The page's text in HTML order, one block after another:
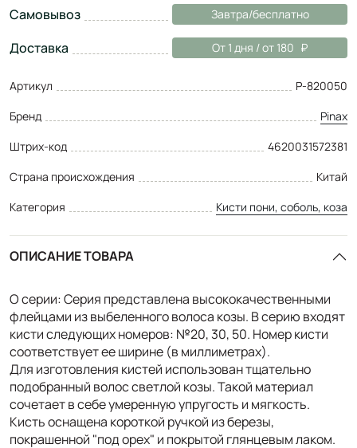
Самовывоз Завтра/бесплатно
Доставка От 1 дня / от 180
Артикул
P-820050
Бренд
Pinax
Штрих-код
4620031572381
Страна происхождения
Китай
Категория
Кисти пони, соболь, коза
ОПИСАНИЕ ТОВАРА
О серии: Серия представлена высококачественными
флейцами из выбеленного волоса козы. В серию входят
кисти следующих номеров: №20, 30, 50. Номер кисти
соответствует ее ширине (в миллиметрах).
Для изготовления кистей использован тщательно
подобранный волос светлой козы. Такой материал
сочетает в себе умеренную упругость и мягкость.
Кисть оснащена короткой ручкой из березы,
покрашенной "под орех" и покрытой глянцевым лаком.